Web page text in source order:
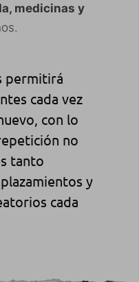
medicinas y
permitirá
cada vez
con lo
no
tanto
y
cada